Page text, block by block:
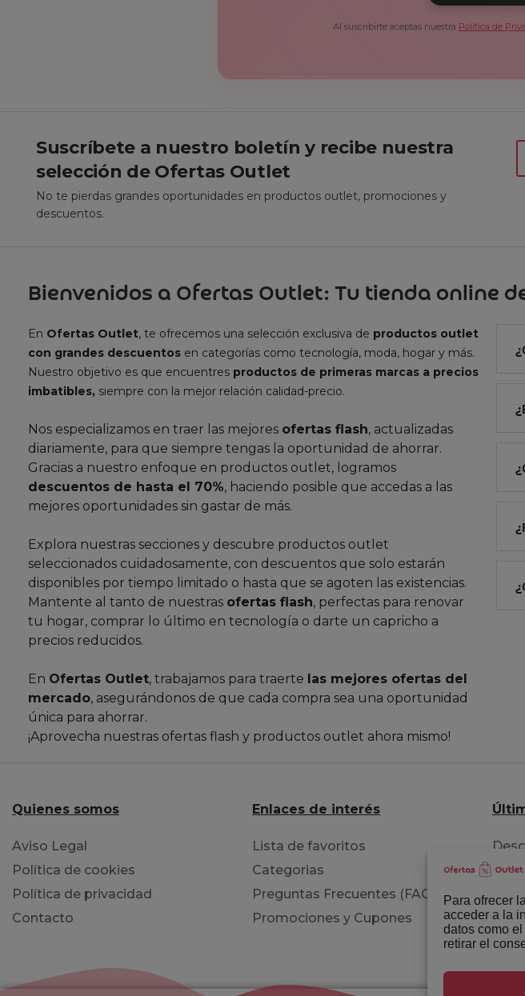
Para ofrecer
acceder a la
datos como
retirar el
Al suscribirte aceptas nuestra Política de
Suscríbete a nuestro boletín y recibe nuestra
selección de Ofertas Outlet
No te pierdas grandes oportunidades en productos outlet, promociones y
descuentos.
Bienvenidos a Ofertas Outlet: Tu tienda online
En Ofertas Outlet, te ofrecemos una selección exclusiva de productos outlet
con grandes descuentos en categorías como tecnología, moda, hogar y más.
Nuestro objetivo es que encuentres productos de primeras marcas a precios
imbatibles, siempre con la mejor relación calidad-precio.
Nos especializamos en traer las mejores ofertas flash, actualizadas
diariamente, para que siempre tengas la oportunidad de ahorrar.
Gracias a nuestro enfoque en productos outlet, logramos
descuentos de hasta el 70%, haciendo posible que accedas a las
mejores oportunidades sin gastar de más.
Explora nuestras secciones y descubre productos outlet
seleccionados cuidadosamente, con descuentos que solo estarán
disponibles por tiempo limitado o hasta que se agoten las existencias.
Mantente al tanto de nuestras ofertas flash, perfectas para renovar
tu hogar, comprar lo último en tecnología o darte un capricho a
precios reducidos.
En Ofertas Outlet, trabajamos para traerte las mejores ofertas del
mercado, asegurándonos de que cada compra sea una oportunidad
única para ahorrar.
¡Aprovecha nuestras ofertas flash y productos outlet ahora mismo!
Quienes somos
Aviso Legal
Política de cookies
Política de privacidad
Contacto
Enlaces de interés
Lista de favoritos
Categorias
Preguntas Frecuentes (FAQ)
Promociones y Cupones